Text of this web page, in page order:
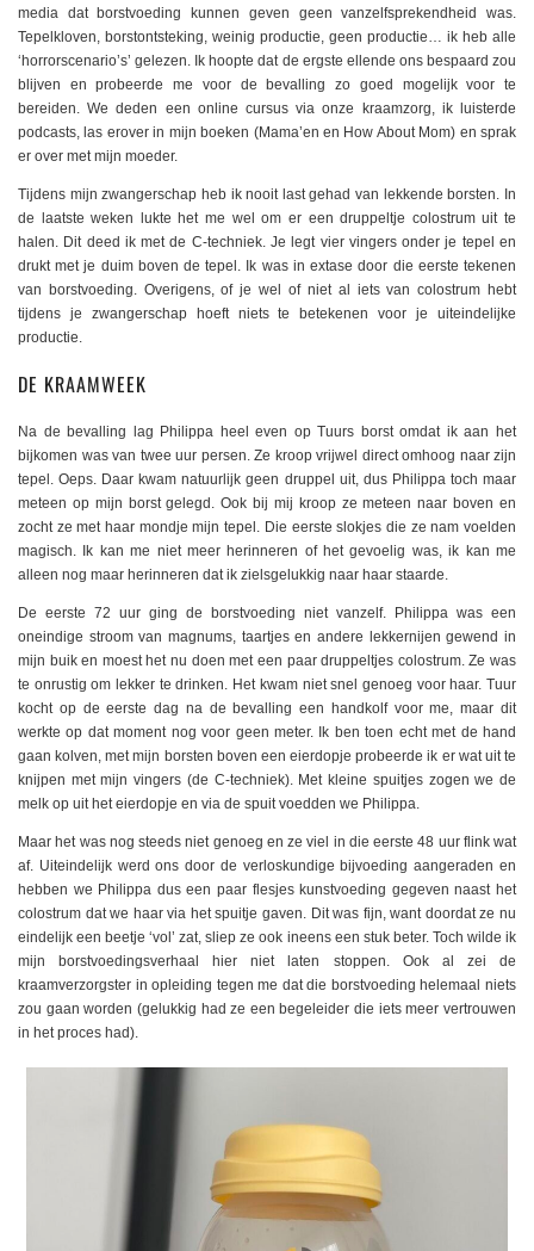
media dat borstvoeding kunnen geven geen vanzelfsprekendheid was.
Tepelkloven, borstontsteking, weinig productie, geen productie… ik heb alle
‘horrorscenario’s’ gelezen. Ik hoopte dat de ergste ellende ons bespaard zou
blijven en probeerde me voor de bevalling zo goed mogelijk voor te
bereiden. We deden een online cursus via onze kraamzorg, ik luisterde
podcasts, las erover in mijn boeken (Mama’en en How About Mom) en sprak
er over met mijn moeder.
Tijdens mijn zwangerschap heb ik nooit last gehad van lekkende borsten. In
de laatste weken lukte het me wel om er een druppeltje colostrum uit te
halen. Dit deed ik met de C-techniek. Je legt vier vingers onder je tepel en
drukt met je duim boven de tepel. Ik was in extase door die eerste tekenen
van borstvoeding. Overigens, of je wel of niet al iets van colostrum hebt
tijdens je zwangerschap hoeft niets te betekenen voor je uiteindelijke
productie.
DE KRAAMWEEK
Na de bevalling lag Philippa heel even op Tuurs borst omdat ik aan het
bijkomen was van twee uur persen. Ze kroop vrijwel direct omhoog naar zijn
tepel. Oeps. Daar kwam natuurlijk geen druppel uit, dus Philippa toch maar
meteen op mijn borst gelegd. Ook bij mij kroop ze meteen naar boven en
zocht ze met haar mondje mijn tepel. Die eerste slokjes die ze nam voelden
magisch. Ik kan me niet meer herinneren of het gevoelig was, ik kan me
alleen nog maar herinneren dat ik zielsgelukkig naar haar staarde.
De eerste 72 uur ging de borstvoeding niet vanzelf. Philippa was een
oneindige stroom van magnums, taartjes en andere lekkernijen gewend in
mijn buik en moest het nu doen met een paar druppeltjes colostrum. Ze was
te onrustig om lekker te drinken. Het kwam niet snel genoeg voor haar. Tuur
kocht op de eerste dag na de bevalling een handkolf voor me, maar dit
werkte op dat moment nog voor geen meter. Ik ben toen echt met de hand
gaan kolven, met mijn borsten boven een eierdopje probeerde ik er wat uit te
knijpen met mijn vingers (de C-techniek). Met kleine spuitjes zogen we de
melk op uit het eierdopje en via de spuit voedden we Philippa.
Maar het was nog steeds niet genoeg en ze viel in die eerste 48 uur flink wat
af. Uiteindelijk werd ons door de verloskundige bijvoeding aangeraden en
hebben we Philippa dus een paar flesjes kunstvoeding gegeven naast het
colostrum dat we haar via het spuitje gaven. Dit was fijn, want doordat ze nu
eindelijk een beetje ‘vol’ zat, sliep ze ook ineens een stuk beter. Toch wilde ik
mijn borstvoedingsverhaal hier niet laten stoppen. Ook al zei de
kraamverzorgster in opleiding tegen me dat die borstvoeding helemaal niets
zou gaan worden (gelukkig had ze een begeleider die iets meer vertrouwen
in het proces had).